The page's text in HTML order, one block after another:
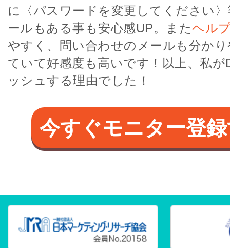
に〈パスワードを変更してください
ールもある事も安心感UP。またヘル
やすく、問い合わせのメールも分か
ていて好感度も高いです！以上、私
ッシュする理由でした！
今すぐモニター登